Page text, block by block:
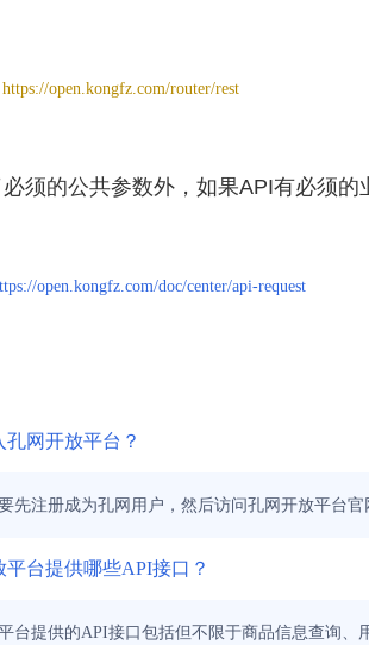
https://open.kongfz.com/router/rest
须的公共参数外，如果API有必须
open.kongfz.com/doc/center/api-request
孔网开放平台？
先注册成为孔网用户，然后访问孔网开放平台
平台提供哪些API接口？
台提供的API接口包括但不限于商品信息查询